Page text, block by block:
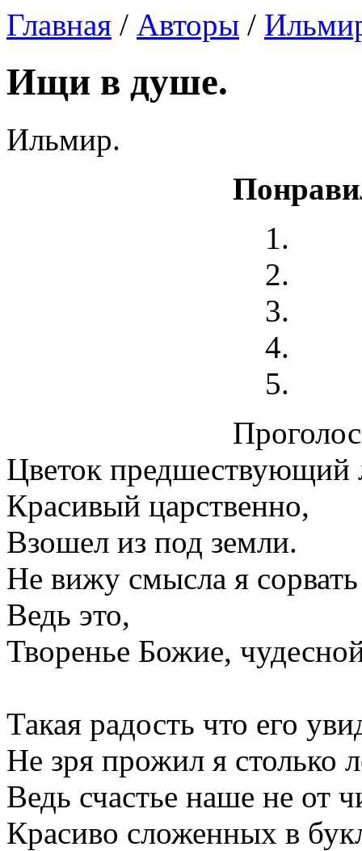
Главная / Авторы /
Ищи в душе.
Ильмир.
Цветок предшествующий
Красивый царственно,
Взошел из под земли.
Не вижу смысла я сорвать
Ведь это,
Творенье Божие,
Такая радость что его
Не зря прожил я столько
Ведь счастье наше не от
Красиво сложенных в